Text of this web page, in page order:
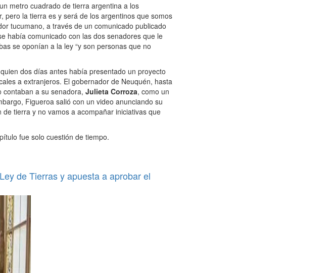
metro cuadrado de tierra argentina a los
pero la tierra es y será de los argentinos que somos
tucumano, a través de un comunicado publicado
había comunicado con las dos senadores que le
se oponían a la ley “y son personas que no
dos días antes había presentado un proyecto
a extranjeros. El gobernador de Neuquén, hasta
a su senadora, Julieta Corroza, como un
Figueroa salió con un video anunciando su
tierra y no vamos a acompañar iniciativas que
fue solo cuestión de tiempo.
de Tierras y apuesta a aprobar el